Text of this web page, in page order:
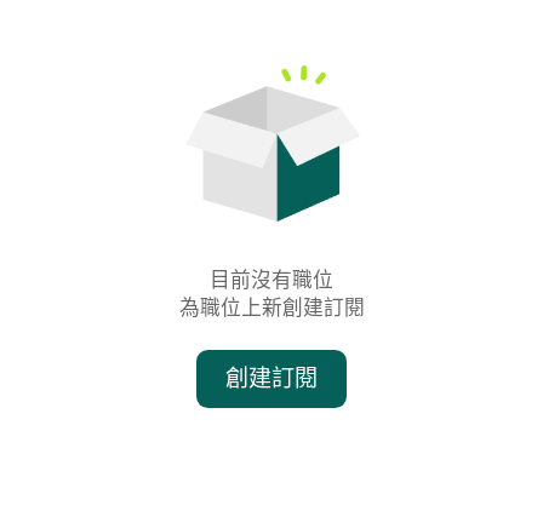
目前沒有職位
為職位上新創建訂閱
創建訂閱